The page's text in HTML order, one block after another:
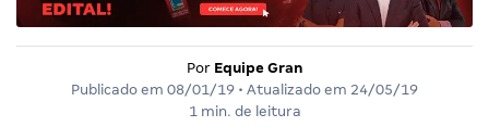
Por Equipe Gran
Publicado em 08/01/19 • Atualizado em 24/05/19
1 min. de leitura